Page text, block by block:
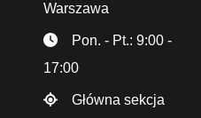
Warszawa
Pon. - Pt.: 9:00 -
17:00
Główna sekcja